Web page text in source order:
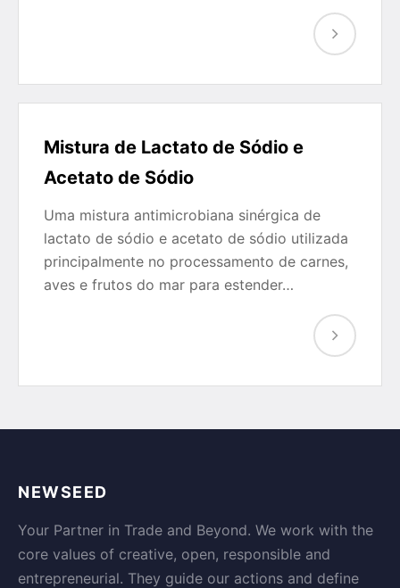
Mistura de Lactato de Sódio e
Acetato de Sódio
Uma mistura antimicrobiana sinérgica de
lactato de sódio e acetato de sódio utilizada
principalmente no processamento de carnes,
aves e frutos do mar para estender…
NEWSEED
Your Partner in Trade and Beyond. We work with the
core values of creative, open, responsible and
entrepreneurial. They guide our actions and define